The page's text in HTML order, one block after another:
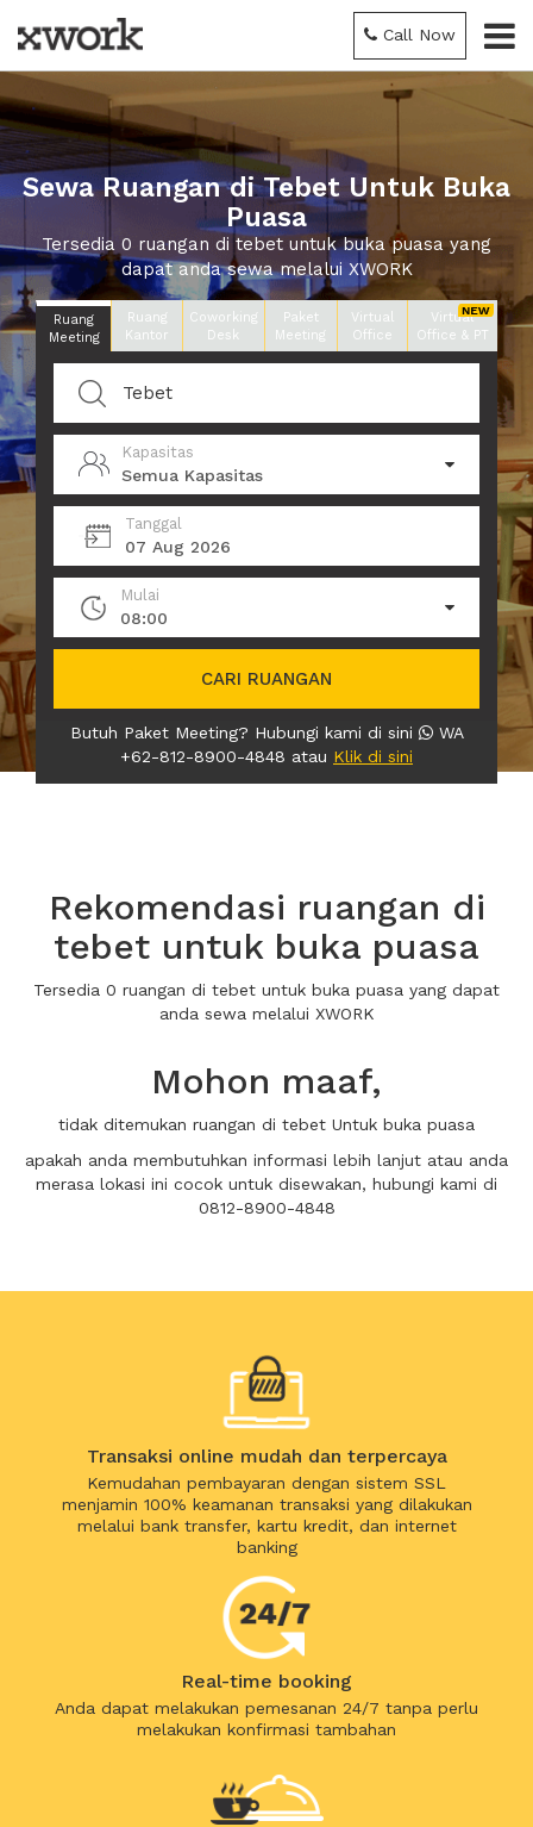
Call Now
Sewa Ruangan di Tebet Untuk Buka
Puasa
Tersedia 0 ruangan di tebet untuk buka puasa yang
dapat anda sewa melalui XWORK
Ruang
Meeting
Ruang
Kantor
Coworking
Desk
Paket
Meeting
Virtual
Office
Virtual
Office & PT
Kapasitas
Semua Kapasitas
Tanggal
07 Aug 2026
Mulai
08:00
CARI RUANGAN
Butuh Paket Meeting? Hubungi kami di sini
WA
+62-812-8900-4848 atau Klik di sini
Rekomendasi ruangan di
tebet untuk buka puasa
Tersedia 0 ruangan di tebet untuk buka puasa yang dapat
anda sewa melalui XWORK
Mohon maaf,
tidak ditemukan ruangan di tebet Untuk buka puasa
apakah anda membutuhkan informasi lebih lanjut atau anda
merasa lokasi ini cocok untuk disewakan, hubungi kami di
0812-8900-4848
Transaksi online mudah dan terpercaya
Kemudahan pembayaran dengan sistem SSL
menjamin 100% keamanan transaksi yang dilakukan
melalui bank transfer, kartu kredit, dan internet
banking
Real-time booking
Anda dapat melakukan pemesanan 24/7 tanpa perlu
melakukan konfirmasi tambahan